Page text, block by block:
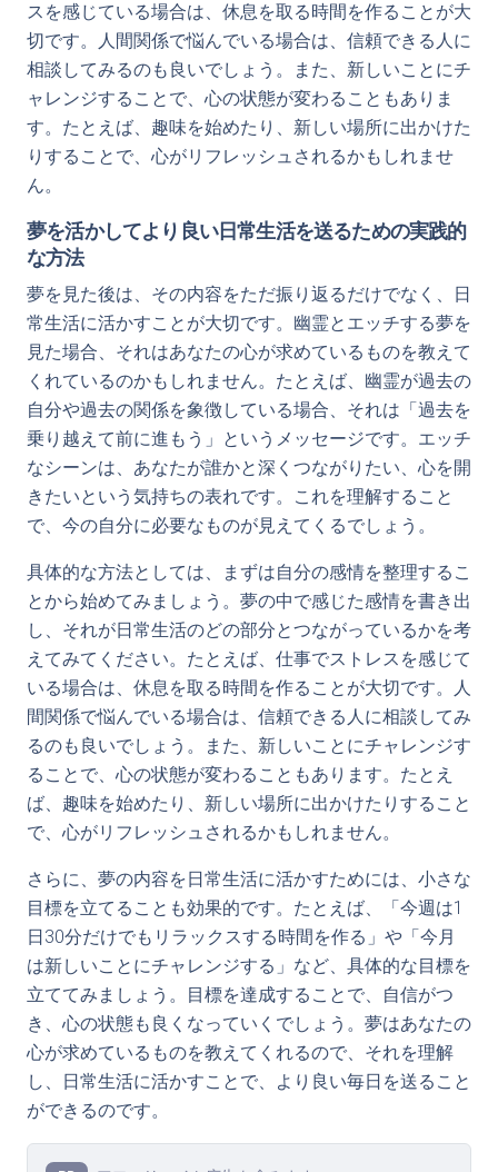
スを感じている場合は、休息を取る時間を作ることが大
切です。人間関係で悩んでいる場合は、信頼できる人に
相談してみるのも良いでしょう。また、新しいことにチ
ャレンジすることで、心の状態が変わることもありま
す。たとえば、趣味を始めたり、新しい場所に出かけた
りすることで、心がリフレッシュされるかもしれませ
ん。
夢を活かしてより良い日常生活を送るための実践的
な方法
夢を見た後は、その内容をただ振り返るだけでなく、日
常生活に活かすことが大切です。幽霊とエッチする夢を
見た場合、それはあなたの心が求めているものを教えて
くれているのかもしれません。たとえば、幽霊が過去の
自分や過去の関係を象徴している場合、それは「過去を
乗り越えて前に進もう」というメッセージです。エッチ
なシーンは、あなたが誰かと深くつながりたい、心を開
きたいという気持ちの表れです。これを理解すること
で、今の自分に必要なものが見えてくるでしょう。
具体的な方法としては、まずは自分の感情を整理するこ
とから始めてみましょう。夢の中で感じた感情を書き出
し、それが日常生活のどの部分とつながっているかを考
えてみてください。たとえば、仕事でストレスを感じて
いる場合は、休息を取る時間を作ることが大切です。人
間関係で悩んでいる場合は、信頼できる人に相談してみ
るのも良いでしょう。また、新しいことにチャレンジす
ることで、心の状態が変わることもあります。たとえ
ば、趣味を始めたり、新しい場所に出かけたりすること
で、心がリフレッシュされるかもしれません。
さらに、夢の内容を日常生活に活かすためには、小さな
目標を立てることも効果的です。たとえば、「今週は1
日30分だけでもリラックスする時間を作る」や「今月
は新しいことにチャレンジする」など、具体的な目標を
立ててみましょう。目標を達成することで、自信がつ
き、心の状態も良くなっていくでしょう。夢はあなたの
心が求めているものを教えてくれるので、それを理解
し、日常生活に活かすことで、より良い毎日を送ること
ができるのです。